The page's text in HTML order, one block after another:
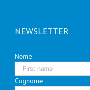
NEWSLETTER
Nome:
Cognome